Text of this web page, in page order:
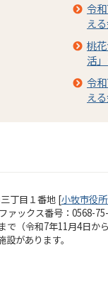
令
え
桃
活
令
え
丁目１番地 [小牧市役
ックス番号：0568-
で（令和7年11月4日か
設があります。